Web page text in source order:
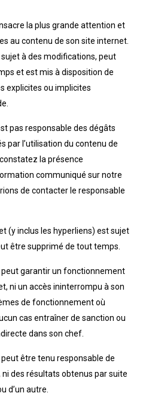
la plus grande attention et
au contenu de son site internet.
à des modifications, peut
et est mis à disposition de
explicites ou implicites
pas responsable des dégâts
par l’utilisation du contenu de
la présence
communiqué sur notre
de contacter le responsable
(y inclus les hyperliens) est sujet
être supprimé de tout temps.
peut garantir un fonctionnement
ni un accès ininterrompu à son
de fonctionnement où
cas entraîner de sanction ou
dans son chef.
être tenu responsable de
des résultats obtenus par suite
d’un autre.